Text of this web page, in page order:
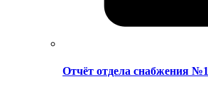
Отчёт отдела снабжения №1